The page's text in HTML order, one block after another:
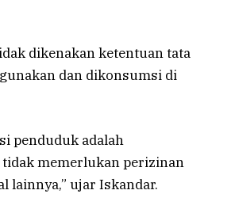
dikenakan ketentuan tata
dan dikonsumsi di
penduduk adalah
memerlukan perizinan
lainnya,” ujar Iskandar.